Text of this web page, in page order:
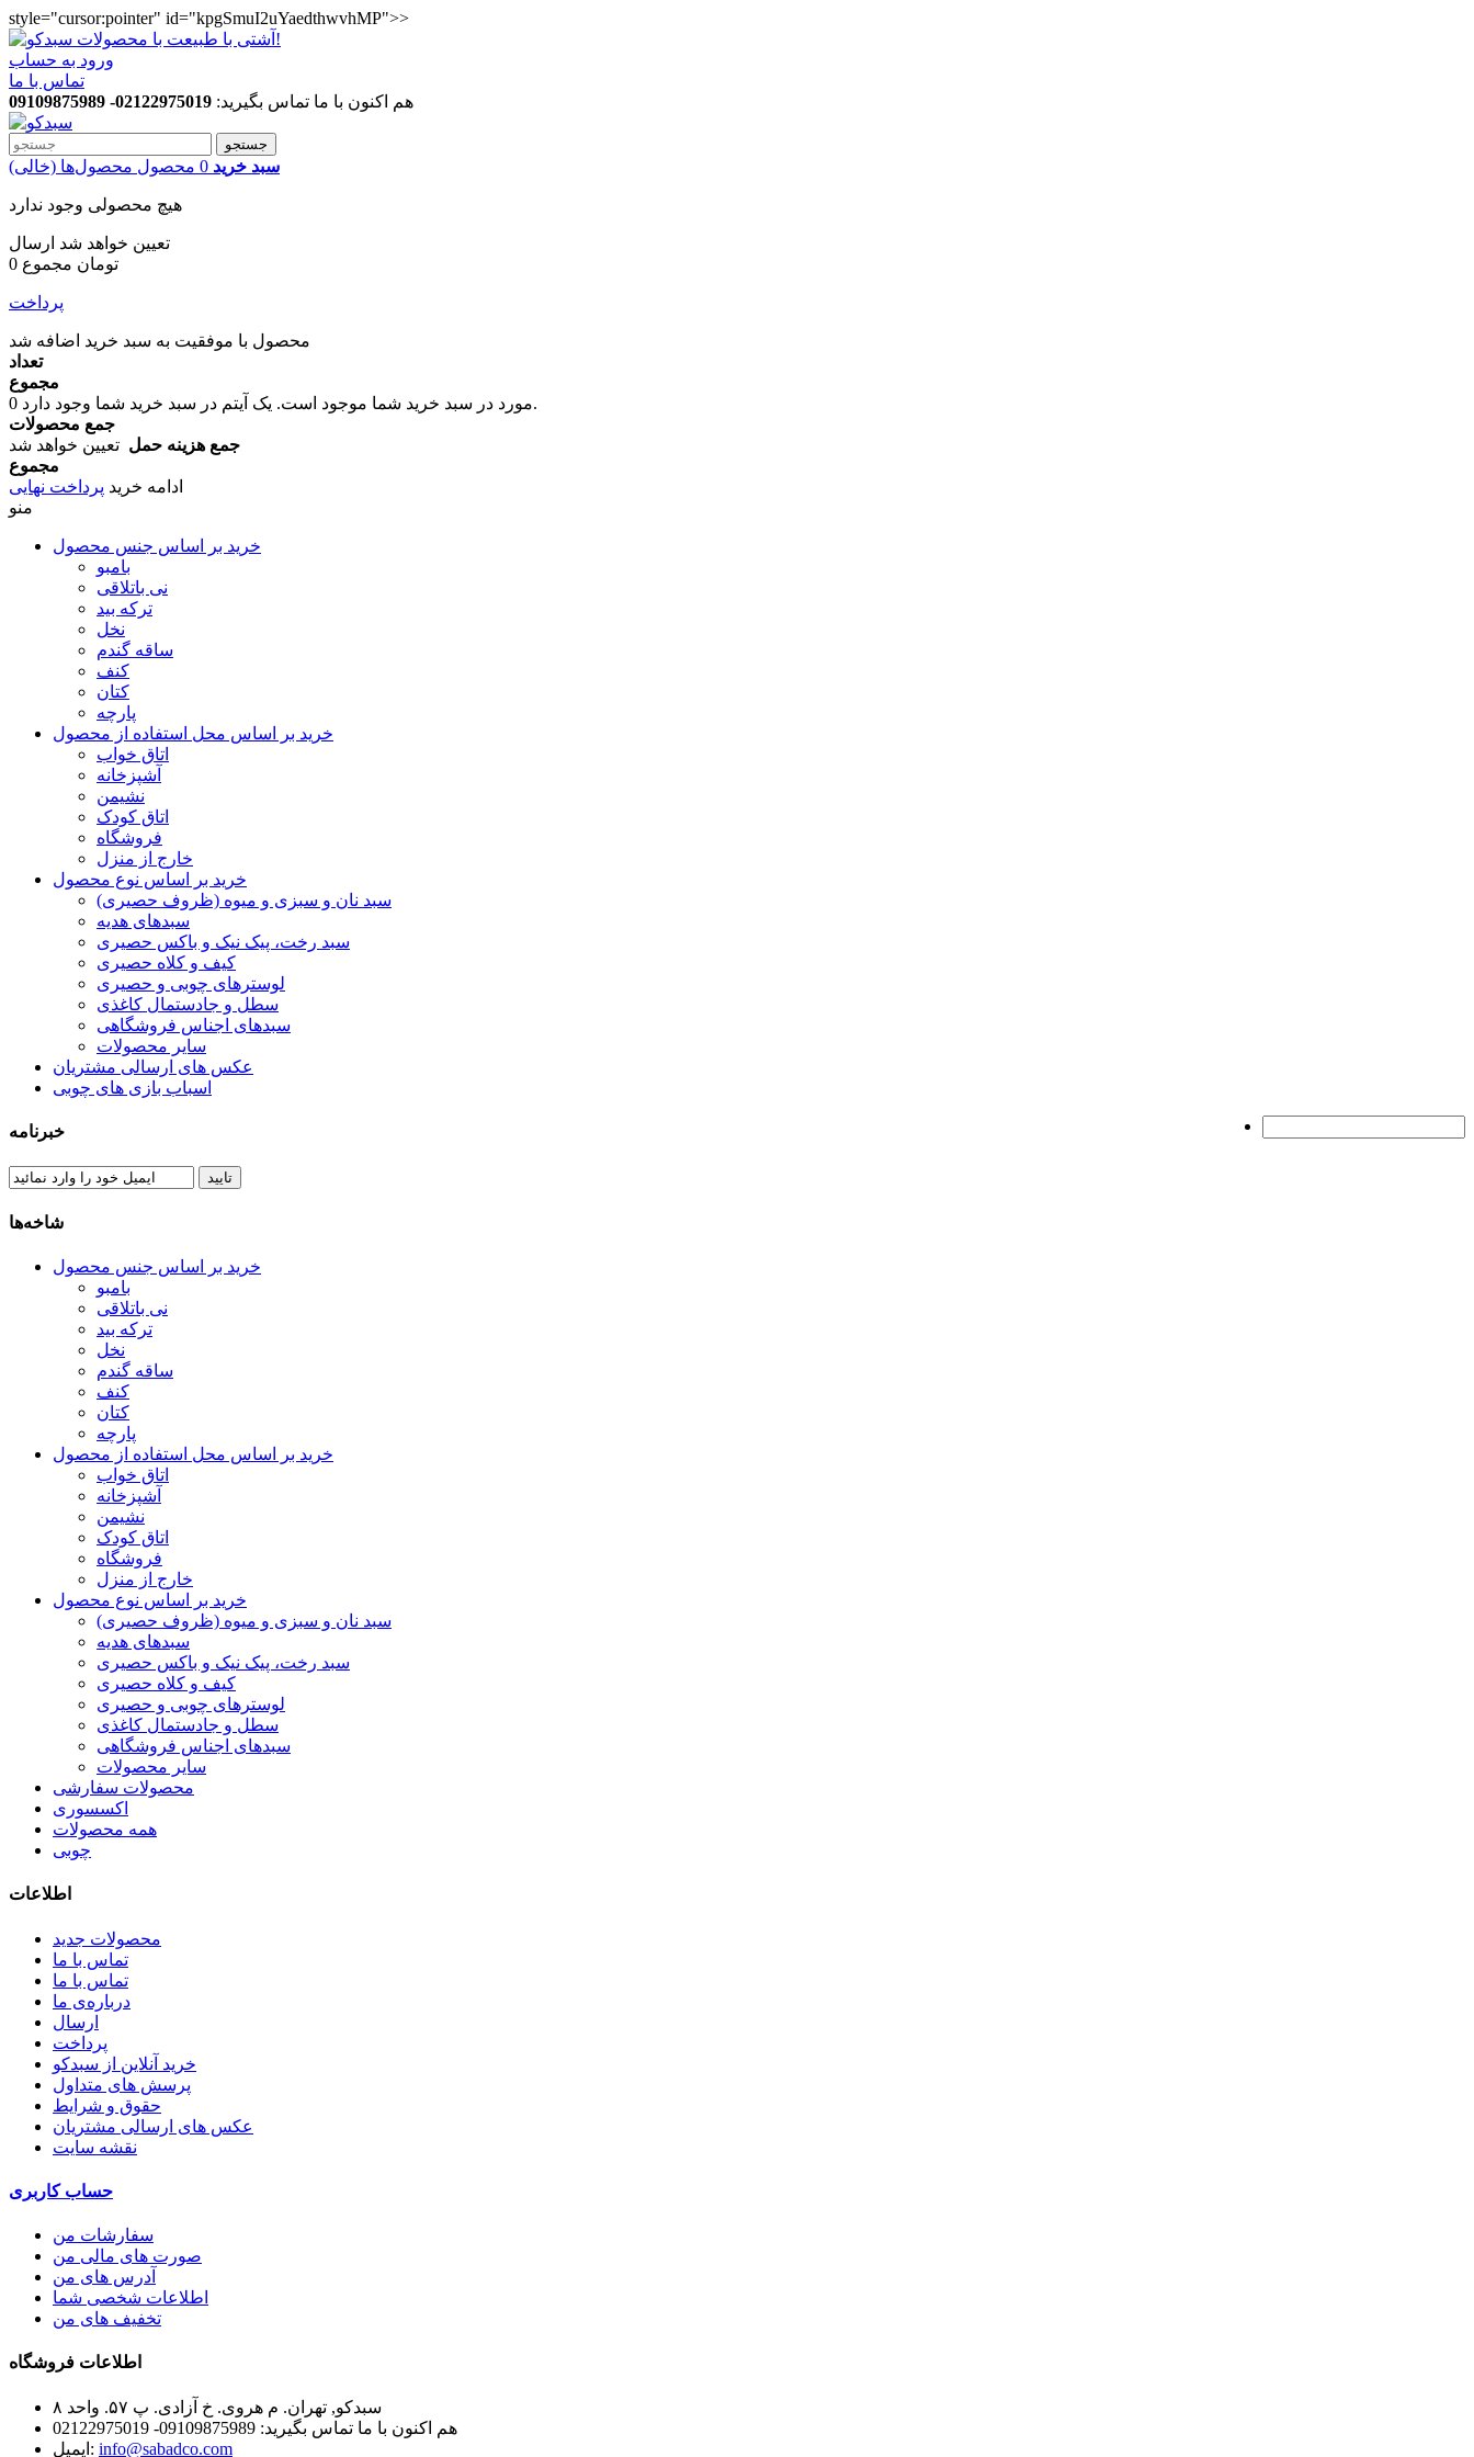
style="cursor:pointer" id="kpgSmuI2uYaedthwvhMP">>
ورود به حساب
تماس با ما
هم اکنون با ما تماس بگیرید: 02122975019- 09109875989
جستجو
سبد خرید 0 محصول محصول‌ها (خالی)
هیچ محصولی وجود ندارد
تعیین خواهد شد ارسال
0 تومان مجموع
پرداخت
محصول با موفقیت به سبد خرید اضافه شد
تعداد
مجموع
0
مورد در سبد خرید شما موجود است.یک آیتم در سبد خرید شما وجود دارد.
جمع محصولات
جمع هزینه حمل تعیین خواهد شد
مجموع
ادامه خرید پرداخت نهایی
منو
خرید بر اساس جنس محصول
بامبو
نی باتلاقی
ترکه بید
نخل
ساقه گندم
کنف
کتان
پارچه
خرید بر اساس محل استفاده از محصول
اتاق خواب
آشپزخانه
نشیمن
اتاق کودک
فروشگاه
خارج از منزل
خرید بر اساس نوع محصول
سبد نان و سبزی و میوه (ظروف حصیری)
سبدهای هدیه
سبد رخت، پیک نیک و باکس حصیری
کیف و کلاه حصیری
لوسترهای چوبی و حصیری
سطل و جادستمال کاغذی
سبدهای اجناس فروشگاهی
سایر محصولات
عکس های ارسالی مشتریان
اسباب بازی های چوبی
خبرنامه
تایید
شاخه‌ها
خرید بر اساس جنس محصول
بامبو
نی باتلاقی
ترکه بید
نخل
ساقه گندم
کنف
کتان
پارچه
خرید بر اساس محل استفاده از محصول
اتاق خواب
آشپزخانه
نشیمن
اتاق کودک
فروشگاه
خارج از منزل
خرید بر اساس نوع محصول
سبد نان و سبزی و میوه (ظروف حصیری)
سبدهای هدیه
سبد رخت، پیک نیک و باکس حصیری
کیف و کلاه حصیری
لوسترهای چوبی و حصیری
سطل و جادستمال کاغذی
سبدهای اجناس فروشگاهی
سایر محصولات
محصولات سفارشی
اکسسوری
همه محصولات
چوبی
اطلاعات
محصولات جدید
تماس با ما
تماس با ما
درباره‌ی ما
ارسال
پرداخت
خرید آنلاین از سبدکو
پرسش های متداول
حقوق و شرایط
عکس های ارسالی مشتریان
نقشه سایت
حساب کاربری
سفارشات من
صورت های مالی من
آدرس های من
اطلاعات شخصی شما
تخفیف های من
اطلاعات فروشگاه
سبدکو, تهران. م هروی. خ آزادی. پ ۵۷. واحد ۸
هم اکنون با ما تماس بگیرید: 09109875989- 02122975019
ایمیل: info@sabadco.com